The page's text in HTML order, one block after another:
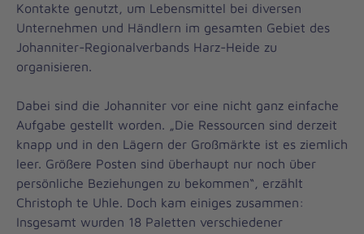
Kontakte genutzt, um Lebensmittel bei diversen
Unternehmen und Händlern im gesamten Gebiet des
Johanniter-Regionalverbands Harz-Heide zu
organisieren.
Dabei sind die Johanniter vor eine nicht ganz einfache
Aufgabe gestellt worden. „Die Ressourcen sind derzeit
knapp und in den Lägern der Großmärkte ist es ziemlich
leer. Größere Posten sind überhaupt nur noch über
persönliche Beziehungen zu bekommen“, erzählt
Christoph te Uhle. Doch kam einiges zusammen:
Insgesamt wurden 18 Paletten verschiedener